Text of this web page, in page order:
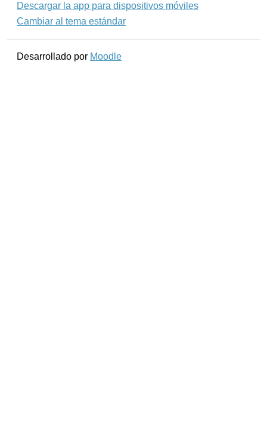
Descargar la app para dispositivos móviles
Cambiar al tema estándar
Desarrollado por Moodle